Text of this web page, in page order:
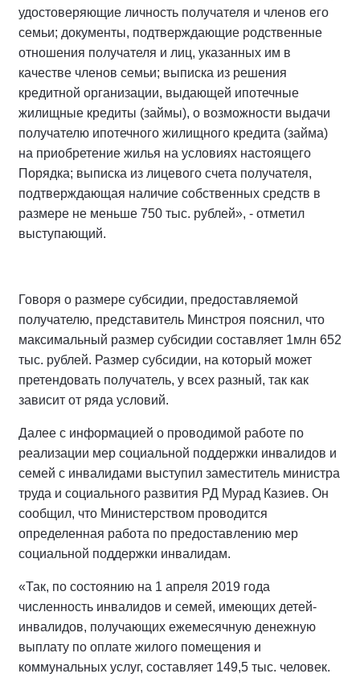
удостоверяющие личность получателя и членов его
семьи; документы, подтверждающие родственные
отношения получателя и лиц, указанных им в
качестве членов семьи; выписка из решения
кредитной организации, выдающей ипотечные
жилищные кредиты (займы), о возможности выдачи
получателю ипотечного жилищного кредита (займа)
на приобретение жилья на условиях настоящего
Порядка; выписка из лицевого счета получателя,
подтверждающая наличие собственных средств в
размере не меньше 750 тыс. рублей», - отметил
выступающий.
Говоря о размере субсидии, предоставляемой
получателю, представитель Минстроя пояснил, что
максимальный размер субсидии составляет 1млн 652
тыс. рублей. Размер субсидии, на который может
претендовать получатель, у всех разный, так как
зависит от ряда условий.
Далее с информацией о проводимой работе по
реализации мер социальной поддержки инвалидов и
семей с инвалидами выступил заместитель министра
труда и социального развития РД Мурад Казиев. Он
сообщил, что Министерством проводится
определенная работа по предоставлению мер
социальной поддержки инвалидам.
«Так, по состоянию на 1 апреля 2019 года
численность инвалидов и семей, имеющих детей-
инвалидов, получающих ежемесячную денежную
выплату по оплате жилого помещения и
коммунальных услуг, составляет 149,5 тыс. человек.